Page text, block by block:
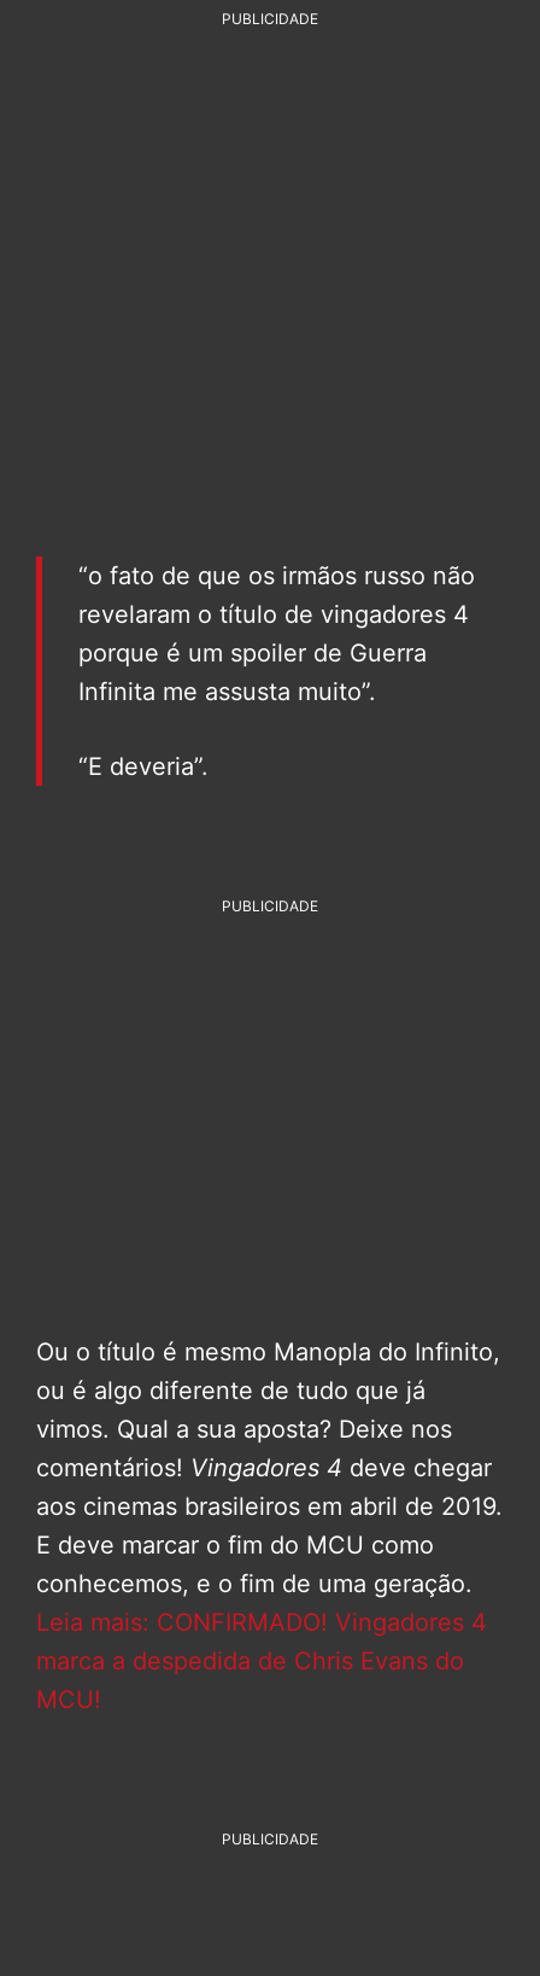
PUBLICIDADE
“o fato de que os irmãos russo não
revelaram o título de vingadores 4
porque é um spoiler de Guerra
Infinita me assusta muito”.
“E deveria”.
PUBLICIDADE
Ou o título é mesmo Manopla do Infinito,
ou é algo diferente de tudo que já
vimos. Qual a sua aposta? Deixe nos
comentários! Vingadores 4 deve chegar
aos cinemas brasileiros em abril de 2019.
E deve marcar o fim do MCU como
conhecemos, e o fim de uma geração.
Leia mais: CONFIRMADO! Vingadores 4
marca a despedida de Chris Evans do
MCU!
PUBLICIDADE